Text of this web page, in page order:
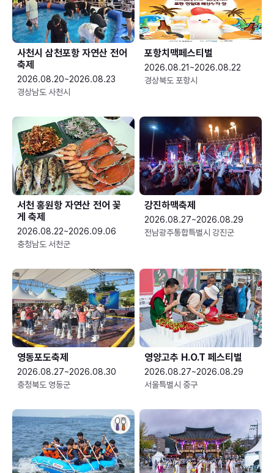
사천시 삼천포항 자연산 전어
축제
2026.08.20~2026.08.23
경상남도 사천시
포항치맥페스티벌
2026.08.21~2026.08.22
경상북도 포항시
서천 홍원항 자연산 전어 꽃
게 축제
2026.08.22~2026.09.06
충청남도 서천군
강진하맥축제
2026.08.27~2026.08.29
전남광주통합특별시 강진군
영동포도축제
2026.08.27~2026.08.30
충청북도 영동군
영양고추 H.O.T 페스티벌
2026.08.27~2026.08.29
서울특별시 중구